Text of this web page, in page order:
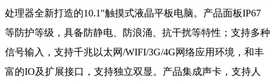
处理器全新打造的10.1″触摸式液晶平板电脑。产品面板IP67
等防护等级，具备防静电、防浪涌、抗干扰等特性；支持多种
信号输入，支持千兆以太网/WIFI/3G/4G网络应用环境，和丰
富的IO及扩展接口，支持独立双显。产品集成声卡，支持人